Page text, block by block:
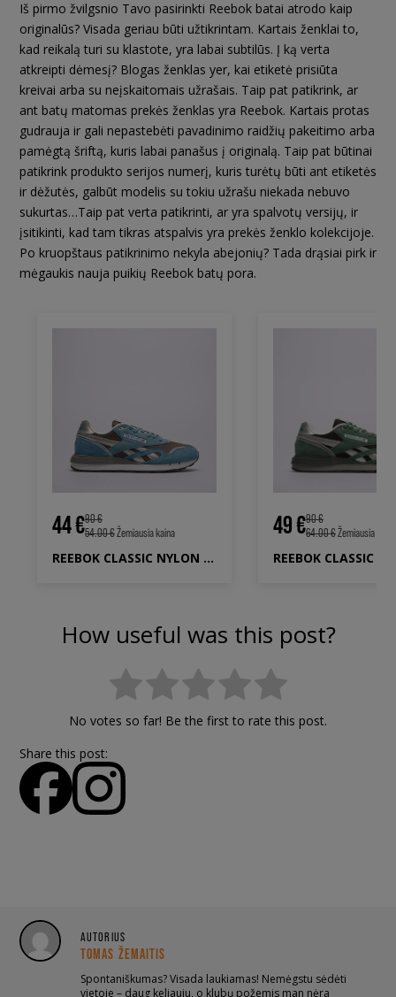
Iš pirmo žvilgsnio Tavo pasirinkti Reebok batai atrodo kaip
originalūs? Visada geriau būti užtikrintam. Kartais ženklai to,
kad reikalą turi su klastote, yra labai subtilūs. Į ką verta
atkreipti dėmesį? Blogas ženklas yer, kai etiketė prisiūta
kreivai arba su neįskaitomais užrašais. Taip pat patikrink, ar
ant batų matomas prekės ženklas yra Reebok. Kartais protas
gudrauja ir gali nepastebėti pavadinimo raidžių pakeitimo arba
pamėgtą šriftą, kuris labai panašus į originalą. Taip pat būtinai
patikrink produkto serijos numerį, kuris turėtų būti ant etiketės
ir dėžutės, galbūt modelis su tokiu užrašu niekada nebuvo
sukurtas…Taip pat verta patikrinti, ar yra spalvotų versijų, ir
įsitikinti, kad tam tikras atspalvis yra prekės ženklo kolekcijoje.
Po kruopštaus patikrinimo nekyla abejonių? Tada drąsiai pirk ir
mėgaukis nauja puikių Reebok batų pora.
44 €90 €
54.00 €Žemiausia kaina
REEBOK CLASSIC NYLON 89
49 €90 €
64.00 €Žemiausia kaina
How useful was this post?
No votes so far! Be the first to rate this post.
Share this post:
AUTORIUS
TOMAS ŽEMAITIS
Spontaniškumas? Visada laukiamas! Nemėgstu sėdėti
vietoje – daug keliauju, o klubų požemis man nėra